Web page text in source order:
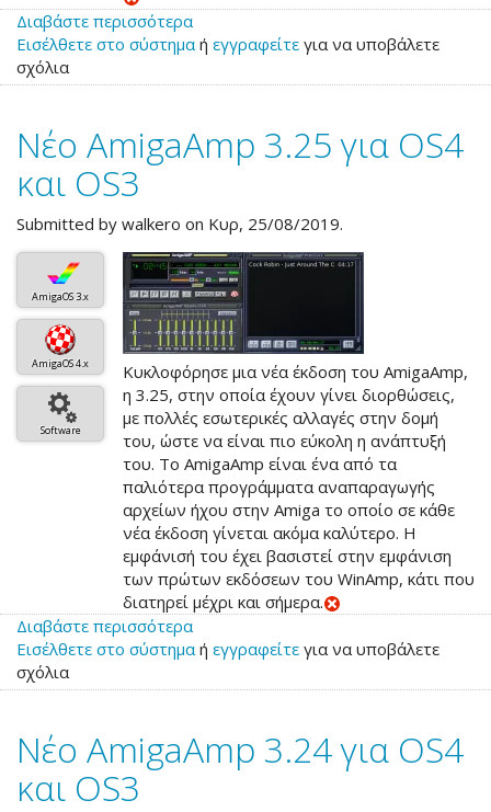
Διαβάστε περισσότερα
το
AmigaAmp
για
OS4
Εισέλθετε στο σύστημα ή εγγραφείτε για να υποβάλετε
σχόλια
Νέο AmigaAmp 3.25 για OS4
και OS3
Submitted by walkero on Κυρ, 25/08/2019.
AmigaOS 3.x
AmigaOS 4.x
Software
Κυκλοφόρησε μια νέα έκδοση του AmigaAmp,
η 3.25, στην οποία έχουν γίνει διορθώσεις,
με πολλές εσωτερικές αλλαγές στην δομή
του, ώστε να είναι πιο εύκολη η ανάπτυξή
του. Το AmigaAmp είναι ένα από τα
παλιότερα προγράμματα αναπαραγωγής
αρχείων ήχου στην Amiga το οποίο σε κάθε
νέα έκδοση γίνεται ακόμα καλύτερο. Η
εμφάνισή του έχει βασιστεί στην εμφάνιση
των πρώτων εκδόσεων του WinAmp, κάτι που
διατηρεί μέχρι και σήμερα.
Διαβάστε περισσότεραγια
το
AmigaAmp
για
OS4
Εισέλθετε στο σύστημαή εγγραφείτε για να υποβάλετε
σχόλια
Νέο AmigaAmp 3.24 για OS4
και OS3